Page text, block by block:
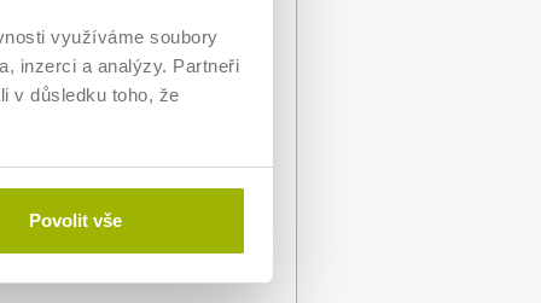
využíváme soubory
inzerci a analýzy. Partneři
v důsledku toho, že
Povolit vše
obsahově obhajitelné